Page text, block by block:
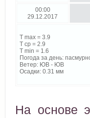
00:00
29.12.2017
T max = 3.9
T cp = 2.9
T min = 1.6
Погода за день:
Ветер: ЮВ - ЮВ
Осадки: 0.31 мм
На основе